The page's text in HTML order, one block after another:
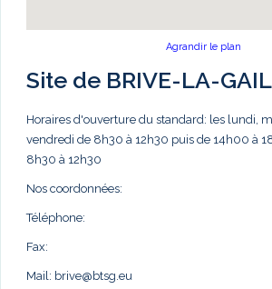
Agrandir le plan
Site de BRIVE-LA-
Horaires d'ouverture du standard: les lundi,
vendredi de 8h30 à 12h30 puis de 14h00 à
8h30 à 12h30
Nos coordonnées:
Téléphone:
Fax:
Mail: brive@btsg.eu